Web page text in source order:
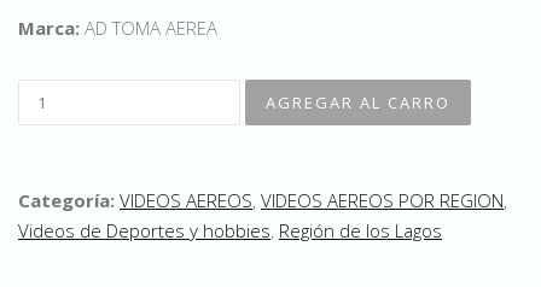
Marca: AD TOMA AEREA
Categoría: VIDEOS AEREOS, VIDEOS AEREOS POR REGION,
Videos de Deportes y hobbies, Región de los Lagos